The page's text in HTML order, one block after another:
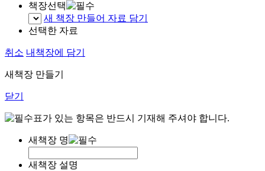
책장선택
새 책장 만들어 자료 담기
선택한 자료
취소 내책장에 담기
새책장 만들기
닫기
표가 있는 항목은 반드시 기재해 주셔야 합니다.
새책장 명
새책장 설명